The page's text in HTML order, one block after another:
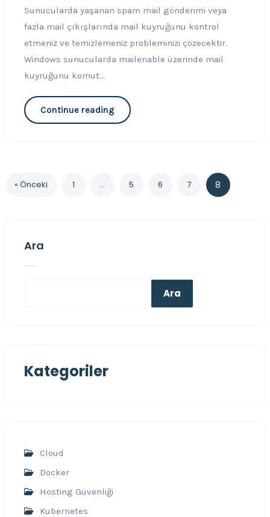
Sunucularda yaşanan spam mail gönderimi veya
fazla mail çıkışlarında mail kuyruğunu kontrol
etmeniz ve temizlemeniz probleminizi çözecektir.
Windows sunucularda mailenable üzerinde mail
kuyruğunu komut...
Continue reading
« Önceki 1 … 5 6 7 8
Ara
Ara
Kategoriler
Cloud
Docker
Hosting Güvenliği
Kubernetes